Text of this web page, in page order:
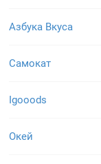
Азбука Вкуса
Самокат
Igooods
Окей